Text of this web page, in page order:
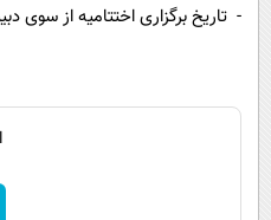
- تاریخ برگزاری اختتامیه از سوی